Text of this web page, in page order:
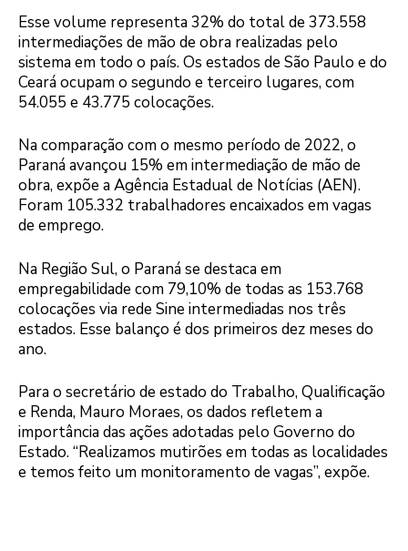
Esse volume representa 32% do total de 373.558
intermediações de mão de obra realizadas pelo
sistema em todo o país. Os estados de São Paulo e do
Ceará ocupam o segundo e terceiro lugares, com
54.055 e 43.775 colocações.
Na comparação com o mesmo período de 2022, o
Paraná avançou 15% em intermediação de mão de
obra, expõe a Agência Estadual de Notícias (AEN).
Foram 105.332 trabalhadores encaixados em vagas
de emprego.
Na Região Sul, o Paraná se destaca em
empregabilidade com 79,10% de todas as 153.768
colocações via rede Sine intermediadas nos três
estados. Esse balanço é dos primeiros dez meses do
ano.
Para o secretário de estado do Trabalho, Qualificação
e Renda, Mauro Moraes, os dados refletem a
importância das ações adotadas pelo Governo do
Estado. “Realizamos mutirões em todas as localidades
e temos feito um monitoramento de vagas”, expõe.